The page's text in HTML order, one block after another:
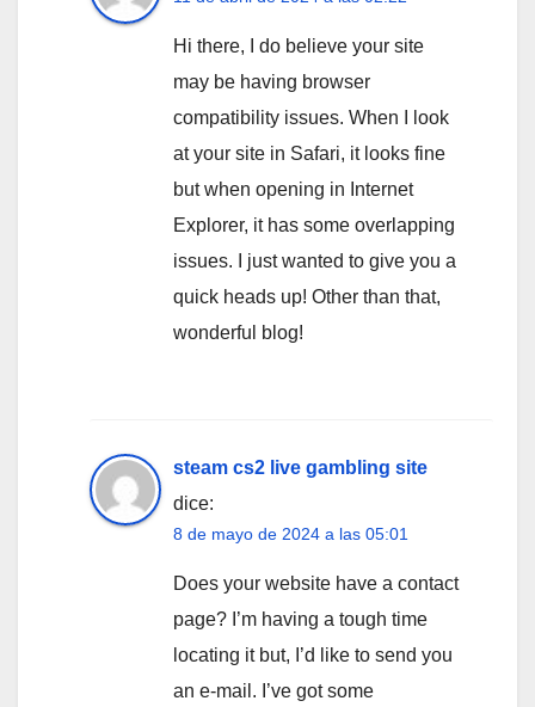
Hi there, I do believe your site
may be having browser
compatibility issues. When I look
at your site in Safari, it looks fine
but when opening in Internet
Explorer, it has some overlapping
issues. I just wanted to give you a
quick heads up! Other than that,
wonderful blog!
steam cs2 live gambling site
dice:
8 de mayo de 2024 a las 05:01
Does your website have a contact
page? I’m having a tough time
locating it but, I’d like to send you
an e-mail. I’ve got some